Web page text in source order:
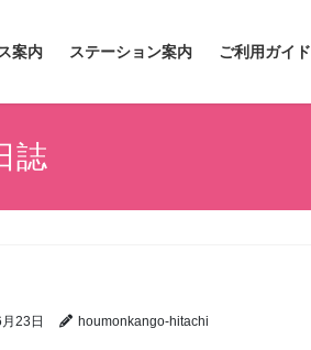
案内 ステーション案内 ご利用ガイド
誌
23日 houmonkango-hitachi